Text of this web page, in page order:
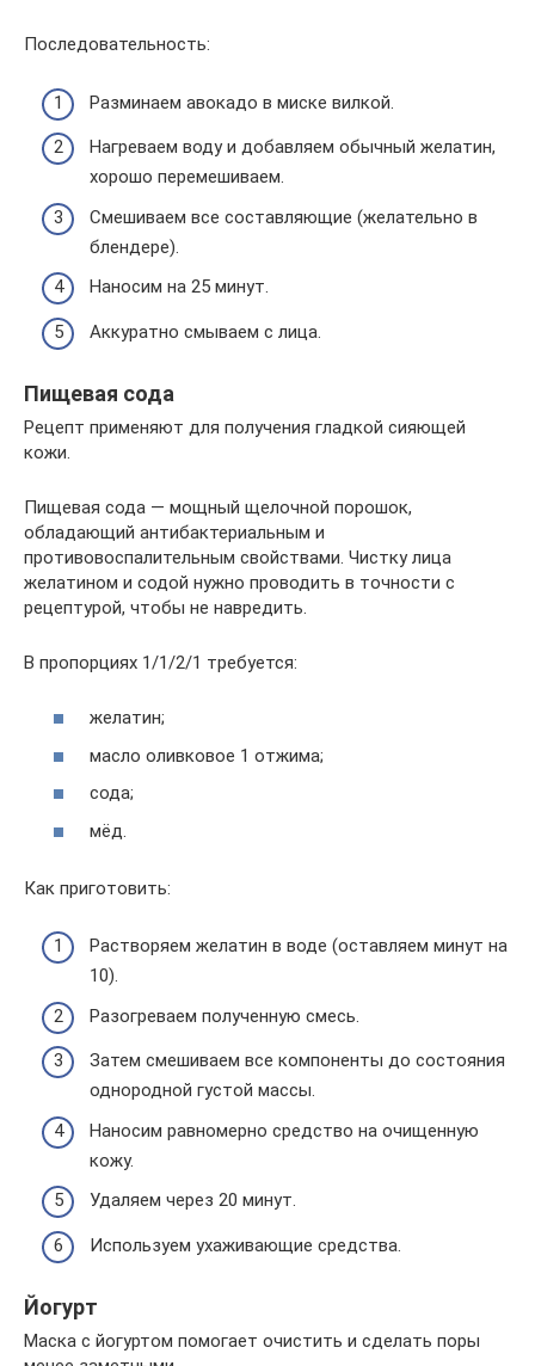
Последовательность:
Разминаем авокадо в миске вилкой.
Нагреваем воду и добавляем обычный желатин,
хорошо перемешиваем.
Смешиваем все составляющие (желательно в
блендере).
Наносим на 25 минут.
Аккуратно смываем с лица.
Пищевая сода
Рецепт применяют для получения гладкой сияющей
кожи.
Пищевая сода — мощный щелочной порошок,
обладающий антибактериальным и
противовоспалительным свойствами. Чистку лица
желатином и содой нужно проводить в точности с
рецептурой, чтобы не навредить.
В пропорциях 1/1/2/1 требуется:
желатин;
масло оливковое 1 отжима;
сода;
мёд.
Как приготовить:
Растворяем желатин в воде (оставляем минут на
10).
Разогреваем полученную смесь.
Затем смешиваем все компоненты до состояния
однородной густой массы.
Наносим равномерно средство на очищенную
кожу.
Удаляем через 20 минут.
Используем ухаживающие средства.
Йогурт
Маска с йогуртом помогает очистить и сделать поры